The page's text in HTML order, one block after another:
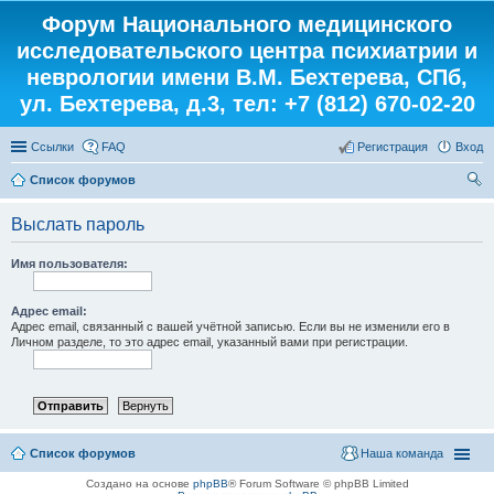
Форум Национального медицинского
исследовательского центра психиатрии и
неврологии имени В.М. Бехтерева, СПб,
ул. Бехтерева, д.3, тел: +7 (812) 670-02-20
Ссылки FAQ Вход
Регистрация
Список форумов
Выслать пароль
Имя пользователя:
Адрес email:
Адрес email, связанный с вашей учётной записью. Если вы не изменили его в
Личном разделе, то это адрес email, указанный вами при регистрации.
Список форумов Наша команда
Создано на основе phpBB® Forum Software © phpBB Limited